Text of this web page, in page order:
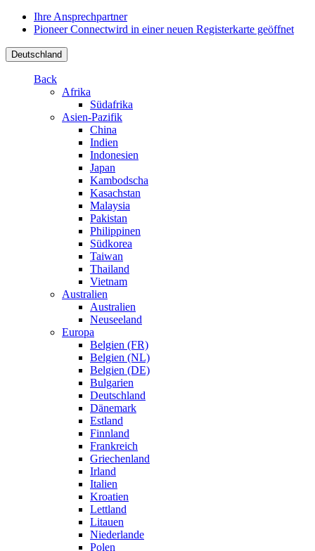
Ihre Ansprechpartner
Pioneer Connectwird in einer neuen Registerkarte geöffnet
Deutschland
Back
Afrika
Südafrika
Asien-Pazifik
China
Indien
Indonesien
Japan
Kambodscha
Kasachstan
Malaysia
Pakistan
Philippinen
Südkorea
Taiwan
Thailand
Vietnam
Australien
Australien
Neuseeland
Europa
Belgien (FR)
Belgien (NL)
Belgien (DE)
Bulgarien
Deutschland
Dänemark
Estland
Finnland
Frankreich
Griechenland
Irland
Italien
Kroatien
Lettland
Litauen
Niederlande
Polen